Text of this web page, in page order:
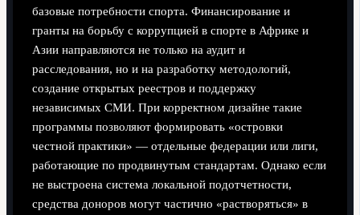
базовые потребности спорта. Финансирование и
гранты на борьбу с коррупцией в спорте в Африке и
Азии направляются не только на аудит и
расследования, но и на разработку методологий,
создание открытых реестров и поддержку
независимых СМИ. При корректном дизайне такие
программы позволяют формировать «островки
честной практики» — отдельные федерации или лиги,
работающие по продвинутым стандартам. Однако если
не выстроена система локальной подотчетности,
средства доноров могут частично «растворяться» в